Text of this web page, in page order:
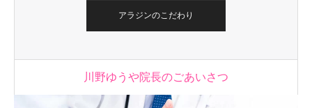
アラジンのこだわり
川野ゆうや院長のごあいさつ